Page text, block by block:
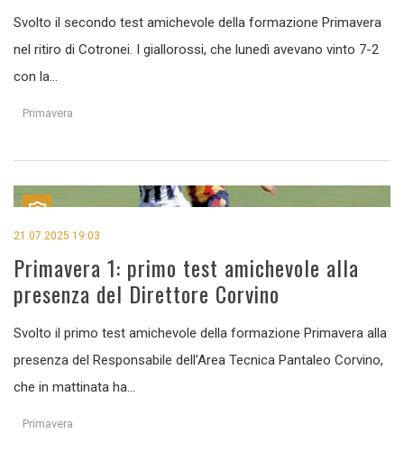
Svolto il secondo test amichevole della formazione Primavera
nel ritiro di Cotronei. I giallorossi, che lunedì avevano vinto 7-2
con la...
Primavera
21.07.2025 19:03
Primavera 1: primo test amichevole alla
presenza del Direttore Corvino
Svolto il primo test amichevole della formazione Primavera alla
presenza del Responsabile dell’Area Tecnica Pantaleo Corvino,
che in mattinata ha...
Primavera